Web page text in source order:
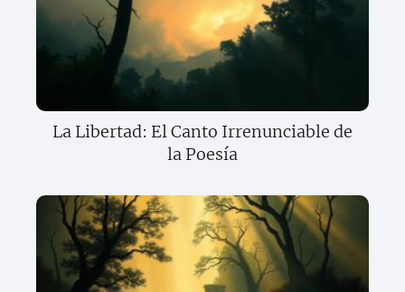
La Libertad: El Canto Irrenunciable de
la Poesía